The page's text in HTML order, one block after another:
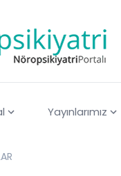
Yayınlarımız